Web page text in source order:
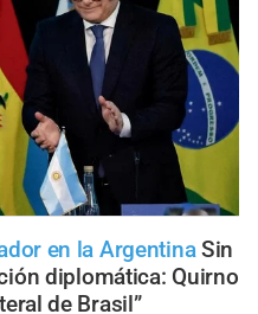
en la Argentina Sin
diplomática: Quirno
de Brasil”